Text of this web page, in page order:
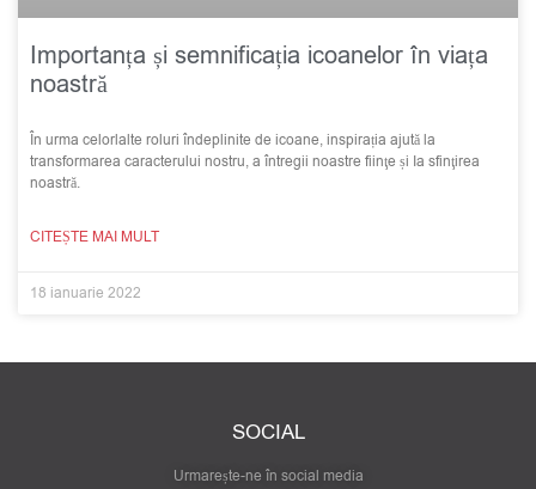
Importanța și semnificația icoanelor în viața
noastră
În urma celorlalte roluri îndeplinite de icoane, inspirația ajută la
transformarea caracterului nostru, a întregii noastre fiinţe și Ia sfinţirea
noastră.
CITEȘTE MAI MULT
18 ianuarie 2022
SOCIAL
Urmarește-ne în social media